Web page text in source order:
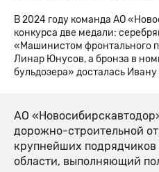
В 2024 году команда АО
конкурса две медали:
«Машинистом фронтального
Линар Юнусов, а бронза в
бульдозера» досталась
АО
дорожно-строительной
крупнейших
области, выполняющий